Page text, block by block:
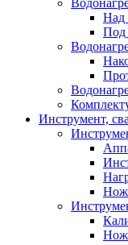
Над
Под
Инструмент,